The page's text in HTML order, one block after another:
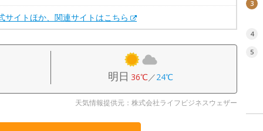
サイトほか、関連サイトはこちら
明日 36℃／24℃
天気情報提供元：株式会社ライフビジネスウェザー
3
4
5